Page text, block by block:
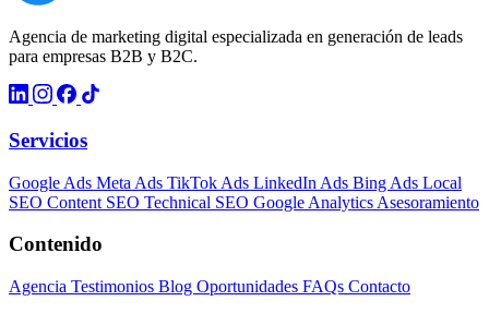
Agencia de marketing digital especializada en generación de leads
para empresas B2B y B2C.
Servicios
Google Ads Meta Ads TikTok Ads LinkedIn Ads Bing Ads Local
SEO Content SEO Technical SEO Google Analytics Asesoramiento
Contenido
Agencia Testimonios Blog Oportunidades FAQs Contacto